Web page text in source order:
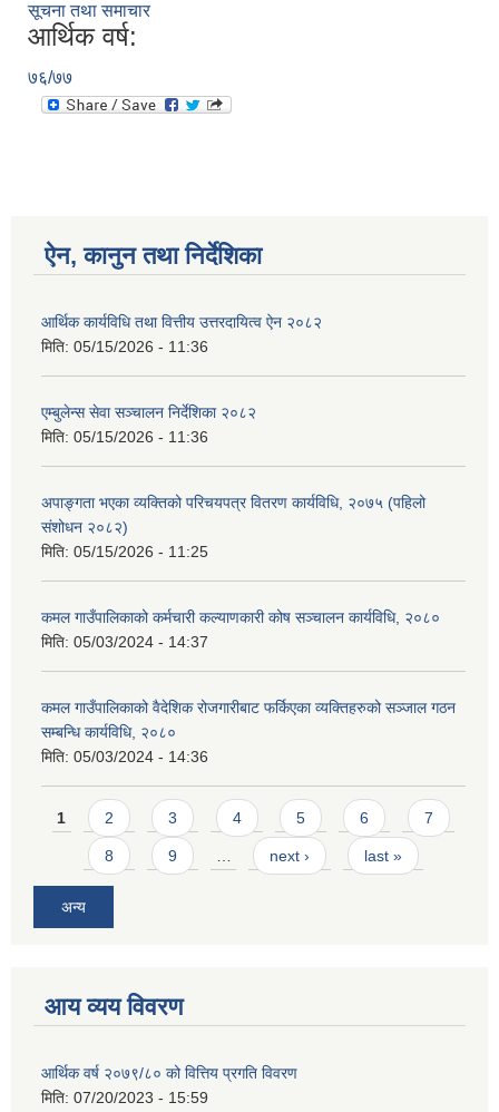
सूचना तथा समाचार
आर्थिक वर्ष:
७६/७७
ऐन, कानुन तथा निर्देशिका
आर्थिक कार्यविधि तथा वित्तीय उत्तरदायित्व ऐन २०८२
मिति: 05/15/2026 - 11:36
एम्बुलेन्स सेवा सञ्चालन निर्देशिका २०८२
मिति: 05/15/2026 - 11:36
अपाङ्गता भएका व्यक्तिको परिचयपत्र वितरण कार्यविधि, २०७५ (पहिलो
संशोधन २०८२)
मिति: 05/15/2026 - 11:25
कमल गाउँपालिकाको कर्मचारी कल्याणकारी कोष सञ्चालन कार्यविधि, २०८०
मिति: 05/03/2024 - 14:37
कमल गाउँपालिकाको वैदेशिक रोजगारीबाट फर्किएका व्यक्तिहरुको सञ्जाल गठन
सम्बन्धि कार्यविधि, २०८०
मिति: 05/03/2024 - 14:36
Pages
1 2 3 4 5 6 7
8 9 next › last »
अन्य
आय व्यय विवरण
आर्थिक वर्ष २०७९/८० को वित्तिय प्रगति विवरण
मिति: 07/20/2023 - 15:59